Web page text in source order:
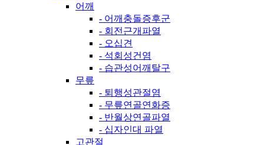
어깨
- 어깨충돌증후군
- 회전근개파열
- 오십견
- 석회성건염
- 습관성어깨탈구
무릎
- 퇴행성관절염
- 무릎연골연화증
- 반월상연골파열
- 십자인대 파열
고관절